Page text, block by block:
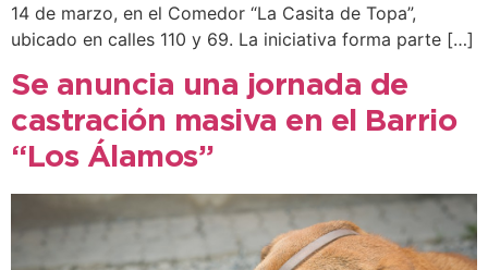
14 de marzo, en el Comedor “La Casita de Topa”,
ubicado en calles 110 y 69. La iniciativa forma parte […]
Se anuncia una jornada de
castración masiva en el Barrio
“Los Álamos”